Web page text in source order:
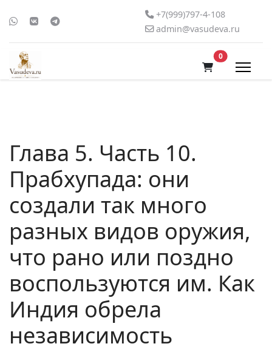
+7(999)797-4-108
admin@vasudeva.ru
0В корзину
Глава 5. Часть 10.
Прабхупада: они
создали так много
разных видов оружия,
что рано или поздно
воспользуются им. Как
Индия обрела
независимость